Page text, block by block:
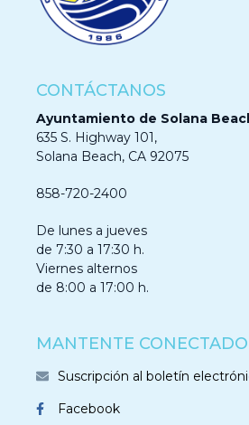
CONTÁCTANOS
Ayuntamiento de Solana
635 S. Highway 101,
Solana Beach, CA 92075
858-720-2400
De lunes a jueves
de 7:30 a 17:30 h.
Viernes alternos
de 8:00 a 17:00 h.
MANTENTE CONECTADO
Suscripción al boletín
Facebook